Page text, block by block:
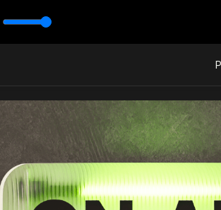
MARCOS